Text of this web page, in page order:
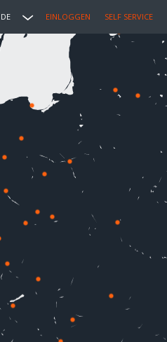
DE EINLOGGEN SELF SERVICE